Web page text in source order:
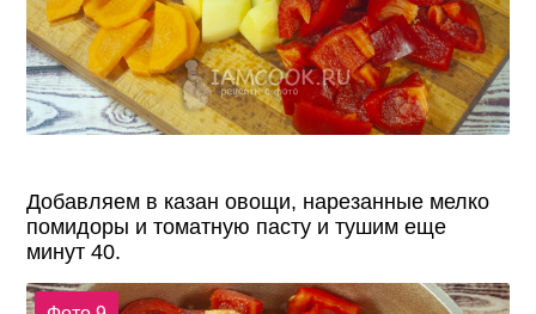
Добавляем в казан овощи, нарезанные мелко
помидоры и томатную пасту и тушим еще
минут 40.